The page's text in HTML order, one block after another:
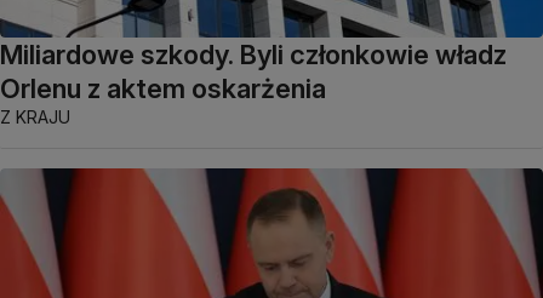
Miliardowe szkody. Byli członkowie władz
Orlenu z aktem oskarżenia
Z KRAJU